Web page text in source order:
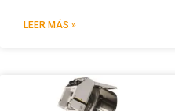
LEER MÁS »